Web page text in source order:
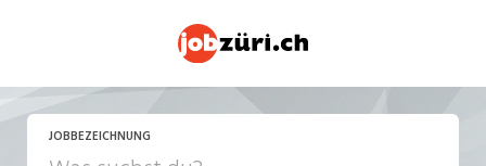
JOBBEZEICHNUNG